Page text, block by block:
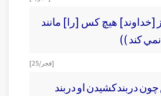
هيچ کس [را] مانند
کند ))
[فجر/ 25]
دربندكشيدن او دربند